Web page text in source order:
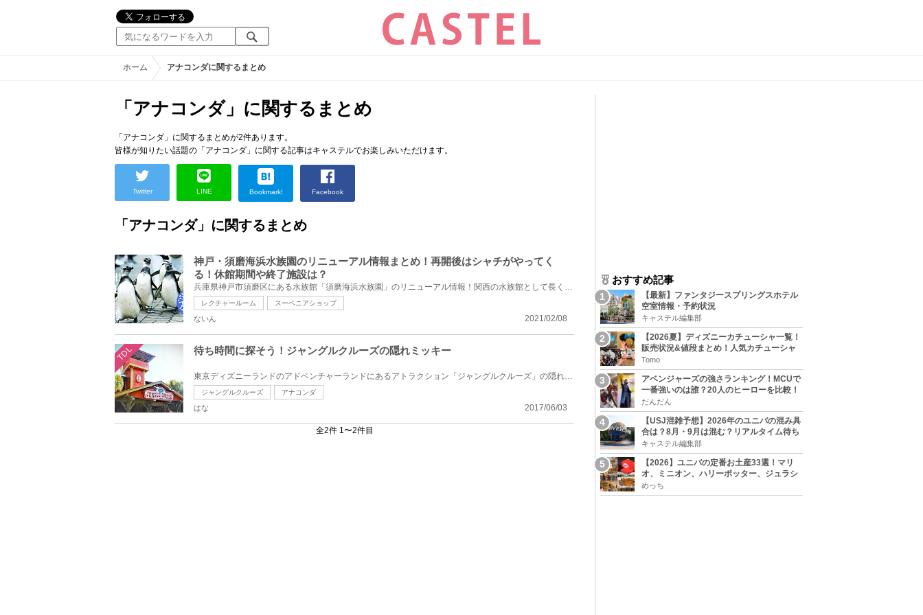
ホーム アナコンダに関するまとめ
「アナコンダ」に関するまとめ
「アナコンダ」に関するまとめが2件あります。
皆様が知りたい話題の「アナコンダ」に関する記事はキャステルでお楽しみいただけます。
Twitter LINE Bookmark! Facebook
「アナコンダ」に関するまとめ
神戸・須磨海浜水族園のリニューアル情報まとめ！再開後はシャチがやってく
る！休館期間や終了施設は？
兵庫県神戸市須磨区にある水族館「須磨海浜水族園」のリニューアル情報！関西の水族館として長く愛され...
レクチャールーム スーベニアショップ
2021/02/08
ないん
TDL 待ち時間に探そう！ジャングルクルーズの隠れミッキー
東京ディズニーランドのアドベンチャーランドにあるアトラクション「ジャングルクルーズ」の隠れミッキ...
ジャングルクルーズ アナコンダ
2017/06/03
はな
全2件 1〜2件目
おすすめ記事
【最新】ファンタジースプリングスホテル
空室情報・予約状況
キャステル編集部
【2026夏】ディズニーカチューシャ一覧！
販売状況&値段まとめ！人気カチューシャ
をチェック
Tomo
アベンジャーズの強さランキング！MCUで
一番強いのは誰？20人のヒーローを比較！
だんだん
【USJ混雑予想】2026年のユニバの混み具
合は？8月・9月は混む？リアルタイム待ち
時間アプリも
キャステル編集部
【2026】ユニバの定番お土産33選！マリ
オ、ミニオン、ハリーポッター、ジュラシ
ックパーク、セサミ、SINGなどのグッズ情
報
めっち